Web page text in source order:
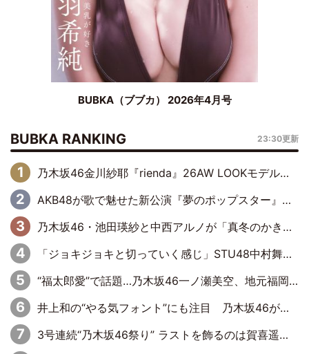
BUBKA（ブブカ） 2026年4月号
BUBKA RANKING 23:30更新
乃木坂46金川紗耶『rienda』26AW LOOKモデルに就任
AKB48が歌で魅せた新公演『夢のポップスター』 初日から全身全霊のステージ
乃木坂46・池田瑛紗と中西アルノが「真冬のかき氷」騒動で火花散らす！ 因縁の裏にあるのは、逆境をともに“凌”ぐ似た者同士の絆
「ジョキジョキと切っていく感じ」STU48中村舞、新しい挑戦は自らの手で
“福太郎愛”で話題…乃木坂46一ノ瀬美空、地元福岡『めんべい25周年トップサポーター』に就任
井上和の“やる気フォント”にも注目 乃木坂46が挑んだ書道パフォーマンスの舞台裏
3号連続“乃木坂46祭り” ラストを飾るのは賀喜遥香…5年ぶりの登場に「5年分大人になった私を見ていただけたら」